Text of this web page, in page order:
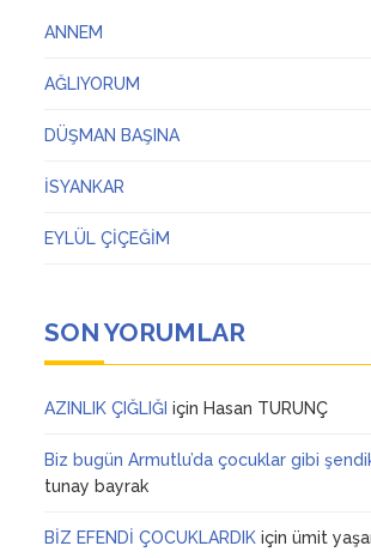
ANNEM
AĞLIYORUM
DÜŞMAN BAŞINA
İSYANKAR
EYLÜL ÇİÇEĞİM
SON YORUMLAR
AZINLIK ÇIĞLIĞI için Hasan TURUNÇ
Biz bugün Armutlu’da çocuklar gibi
tunay bayrak
BİZ EFENDİ ÇOCUKLARDIK içinümit yaşar